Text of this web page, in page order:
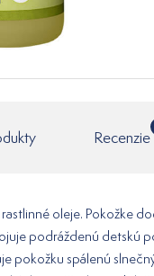
Recenzie
oleje. Pokožke
podráždenú detskú
pokožku spálenú